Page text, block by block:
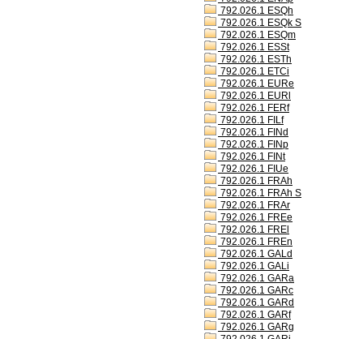
792.026.1 ESQh
792.026.1 ESQk S
792.026.1 ESQm
792.026.1 ESSt
792.026.1 ESTh
792.026.1 ETCi
792.026.1 EURe
792.026.1 EURl
792.026.1 FERf
792.026.1 FILf
792.026.1 FINd
792.026.1 FINp
792.026.1 FINt
792.026.1 FIUe
792.026.1 FRAh
792.026.1 FRAh S
792.026.1 FRAr
792.026.1 FREe
792.026.1 FREl
792.026.1 FREn
792.026.1 GALd
792.026.1 GALi
792.026.1 GARa
792.026.1 GARc
792.026.1 GARd
792.026.1 GARf
792.026.1 GARg